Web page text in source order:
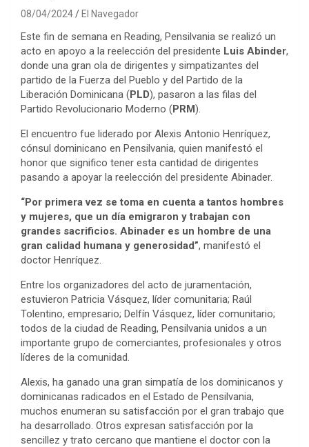
08/04/2024 El Navegador
Este fin de semana en Reading, Pensilvania se realizó un
acto en apoyo a la reelección del presidente Luis Abinder,
donde una gran ola de dirigentes y simpatizantes del
partido de la Fuerza del Pueblo y del Partido de la
Liberación Dominicana (PLD), pasaron a las filas del
Partido Revolucionario Moderno (PRM).
El encuentro fue liderado por Alexis Antonio Henríquez,
cónsul dominicano en Pensilvania, quien manifestó el
honor que significo tener esta cantidad de dirigentes
pasando a apoyar la reelección del presidente Abinader.
“Por primera vez se toma en cuenta a tantos hombres
y mujeres, que un día emigraron y trabajan con
grandes sacrificios. Abinader es un hombre de una
gran calidad humana y generosidad”, manifestó el
doctor Henríquez.
Entre los organizadores del acto de juramentación,
estuvieron Patricia Vásquez, líder comunitaria; Raúl
Tolentino, empresario; Delfín Vásquez, líder comunitario;
todos de la ciudad de Reading, Pensilvania unidos a un
importante grupo de comerciantes, profesionales y otros
líderes de la comunidad.
Alexis, ha ganado una gran simpatía de los dominicanos y
dominicanas radicados en el Estado de Pensilvania,
muchos enumeran su satisfacción por el gran trabajo que
ha desarrollado. Otros expresan satisfacción por la
sencillez y trato cercano que mantiene el doctor con la